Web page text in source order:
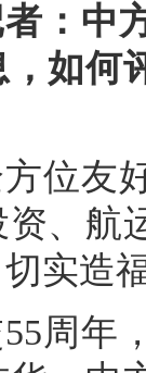
者：
，如何
位友
、航
实造
周年